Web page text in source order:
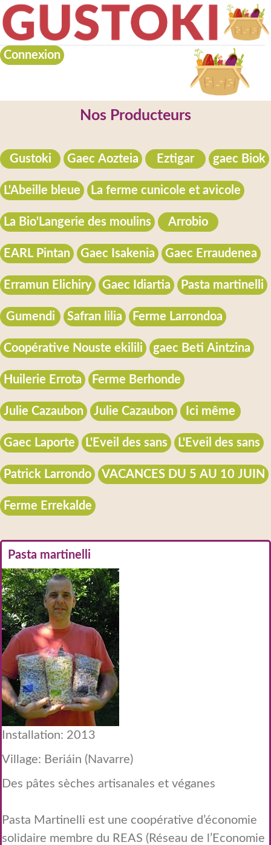
Connexion
Nos Producteurs
Gustoki Gaec Aozteia Eztigar gaec Biok
L'Abeille bleue La ferme cunicole et avicole
La Bio'Langerie des moulins Arrobio
EARL Pintan Gaec Isakenia Gaec Erraudenea
Erramun Elichiry Gaec Idiartia Pasta martinelli
Gumendi Safran lilia Ferme Larrondoa
Coopérative Nouste ekilili gaec Beti Aintzina
Huilerie Errota Ferme Berhonde
Julie Cazaubon Julie Cazaubon Ici même
Gaec Laporte L'Eveil des sans L'Eveil des sans
Patrick Larrondo VACANCES DU 5 AU 10 JUIN
Ferme Errekalde
Pasta martinelli
Installation: 2013
Village: Beriáin (Navarre)
Des pâtes sèches artisanales et véganes
Pasta Martinelli est une coopérative d’économie
solidaire membre du REAS (Réseau de l’Economie